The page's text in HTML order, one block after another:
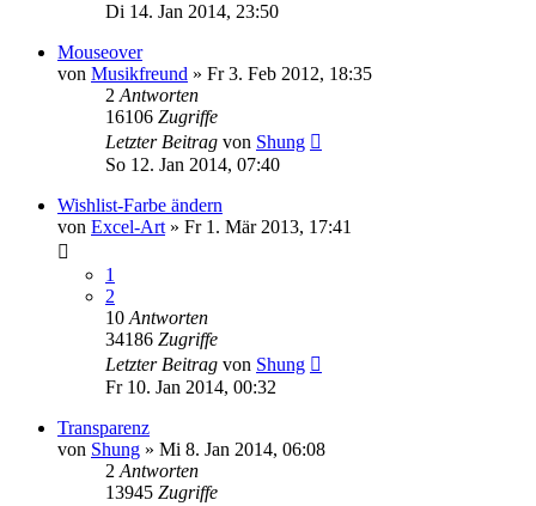
Di 14. Jan 2014, 23:50
Mouseover
von Musikfreund » Fr 3. Feb 2012, 18:35
2 Antworten
16106 Zugriffe
Letzter Beitrag von Shung
So 12. Jan 2014, 07:40
Wishlist-Farbe ändern
von Excel-Art » Fr 1. Mär 2013, 17:41
1
2
10 Antworten
34186 Zugriffe
Letzter Beitrag von Shung
Fr 10. Jan 2014, 00:32
Transparenz
von Shung » Mi 8. Jan 2014, 06:08
2 Antworten
13945 Zugriffe